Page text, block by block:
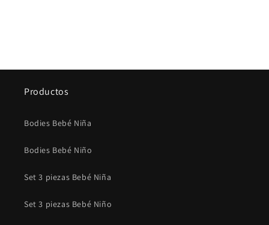
Productos
Bodies Bebé Niña
Bodies Bebé Niño
Set 3 piezas Bebé Niña
Set 3 piezas Bebé Niño